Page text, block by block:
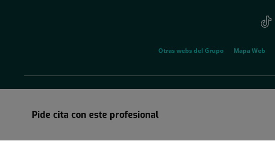
Pide cita con este profesional
Tiktok
legal
Otras webs del Grupo Mapa Web